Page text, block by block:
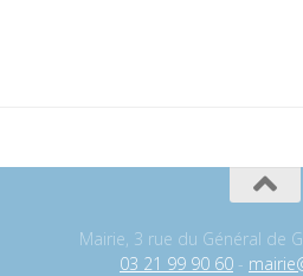
Mairie, 3 rue du Général de
03 21 99 90 60 -